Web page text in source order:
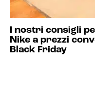
I nostri consigli
Nike a prezzi
Black Friday